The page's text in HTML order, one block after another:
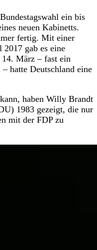
ein bis
neuen Kabinetts.
fertig. Mit einer
2017 gab es eine
März – fast ein
hatte Deutschland eine
haben Willy Brandt
1983 gezeigt, die nur
mit der FDP zu